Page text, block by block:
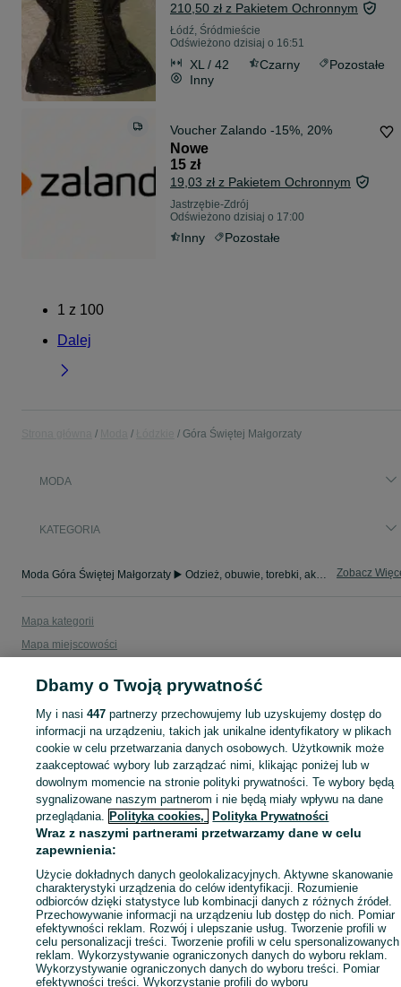
210,50 zł z Pakietem Ochronnym
Łódź, Śródmieście
Odświeżono dzisiaj o 16:51
XL / 42 Czarny
Pozostałe
Inny
Voucher Zalando -15%, 20%
Nowe
15 zł
19,03 zł z Pakietem Ochronnym
Jastrzębie-Zdrój
Odświeżono dzisiaj o 17:00
Inny Pozostałe
1 z 100
Dalej
Góra Świętej Małgorzaty
MODA
KATEGORIA
Moda Góra Świętej Małgorzaty ▶️ Odzież, obuwie, torebki, akcesoria i biżuteria ✅ Nowe i używane w atrakcyjnych cenach ✌ Znajdź najlepsze ogłoszenia na OLX.pl! Zobacz
Mapa kategorii
Mapa miejscowości
Popularne wyszukiwania
Dbamy o Twoją prywatność
My i nasi447 partnerzy przechowujemy lub uzyskujemy dostęp do
informacji na urządzeniu, takich jak unikalne identyfikatory w plikach
cookie w celu przetwarzania danych osobowych. Użytkownik może
zaakceptować wybory lub zarządzać nimi, klikając poniżej lub w
dowolnym momencie na stronie polityki prywatności. Te wybory będą
sygnalizowane naszym partnerom i nie będą miały wpływu na dane
przeglądania. Polityka cookies, Polityka Prywatności
Wraz z naszymi partnerami przetwarzamy dane w celu
zapewnienia:
Użycie dokładnych danych geolokalizacyjnych. Aktywne skanowanie
charakterystyki urządzenia do celów identyfikacji. Rozumienie
odbiorców dzięki statystyce lub kombinacji danych z różnych źródeł.
Przechowywanie informacji na urządzeniu lub dostęp do nich. Pomiar
efektywności reklam. Rozwój i ulepszanie usług. Tworzenie profili w
celu personalizacji treści. Tworzenie profili w celu spersonalizowanych
reklam. Wykorzystywanie ograniczonych danych do wyboru reklam.
Wykorzystywanie ograniczonych danych do wyboru treści. Pomiar
efektywności treści. Wykorzystanie profili do wyboru